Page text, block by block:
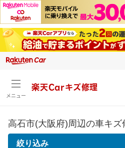
メニュー
楽天Carキズ修理
高石市(大阪府)周辺の車キズ
絞り込み